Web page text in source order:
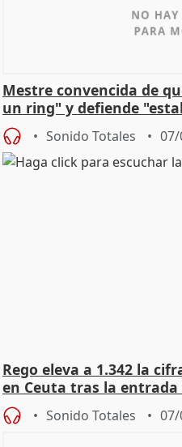
Mestre convencida de
un ring" y defiende
Vox
Sonido Totales
Rego eleva a 1.342 la
en Ceuta tras la entrada
Sonido Totales